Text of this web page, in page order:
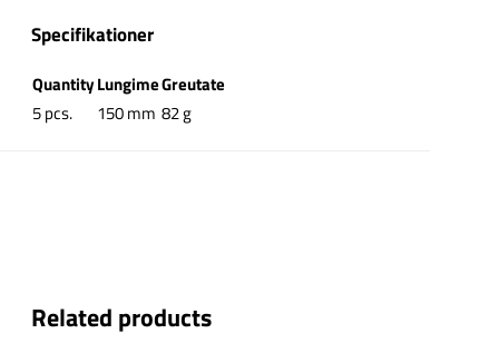
Specifikationer
QuantityLungimeGreutate
5 pcs.
150 mm 82 g
Related products